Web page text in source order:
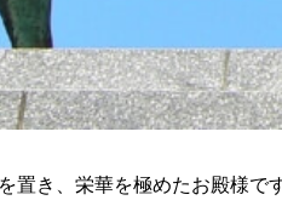
置き、栄華を極めたお殿様で